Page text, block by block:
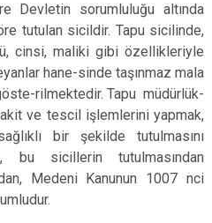
Tavas
Merkezefendi
Devletin sorumluluğu altında
tutulan sicildir. Tapu sicilinde,
cinsi, maliki gibi özellikleriyle
hane-sinde taşınmaz mala
rilmektedir. Tapu müdürlük-
ve tescil işlemlerini yapmak,
bir şekilde tutulmasını
bu sicillerin tutulmasından
Medeni Kanunun 1007 nci